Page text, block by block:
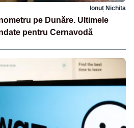
Ionuț Nichita
pe Dunăre. Ultimele
pentru Cernavodă